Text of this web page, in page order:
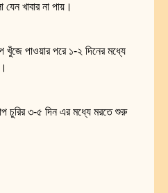
খাবার না পায়।
খুঁজে পাওয়ার পরে ১-২ দিনের মধ্যে
চুরির ৩-৫ দিন এর মধ্যে মরতে শুরু